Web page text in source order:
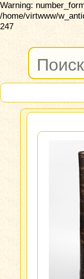
Warning:
/home/virtwww/
247